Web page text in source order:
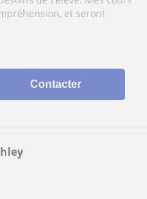
et seront
Contacter